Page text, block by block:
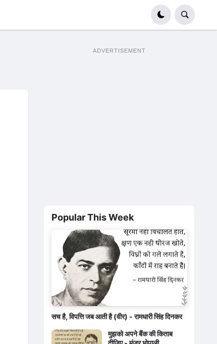
ADVERTISEMENT
Popular This Week
सच है, विपत्ति जब आती है (वीर) - रामधारी सिंह दिनकर
मुझको अपने बैंक की किताब